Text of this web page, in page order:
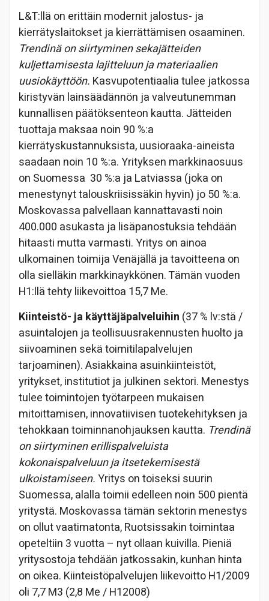
L&T:llä on erittäin modernit jalostus- ja
kierrätyslaitokset ja kierrättämisen osaaminen.
Trendinä on siirtyminen sekajätteiden
kuljettamisesta lajitteluun ja materiaalien
uusiokäyttöön. Kasvupotentiaalia tulee jatkossa
kiristyvän lainsäädännön ja valveutunemman
kunnallisen päätöksenteon kautta. Jätteiden
tuottaja maksaa noin 90 %:a
kierrätyskustannuksista, uusioraaka-aineista
saadaan noin 10 %:a. Yrityksen markkinaosuus
on Suomessa 30 %:a ja Latviassa (joka on
menestynyt talouskriisissäkin hyvin) jo 50 %:a.
Moskovassa palvellaan kannattavasti noin
400.000 asukasta ja lisäpanostuksia tehdään
hitaasti mutta varmasti. Yritys on ainoa
ulkomainen toimija Venäjällä ja tavoitteena on
olla sielläkin markkinaykkönen. Tämän vuoden
H1:llä tehty liikevoittoa 15,7 Me.
Kiinteistö- ja käyttäjäpalveluihin (37 % lv:stä /
asuintalojen ja teollisuusrakennusten huolto ja
siivoaminen sekä toimitilapalvelujen
tarjoaminen). Asiakkaina asuinkiinteistöt,
yritykset, institutiot ja julkinen sektori. Menestys
tulee toimintojen työtarpeen mukaisen
mitoittamisen, innovatiivisen tuotekehityksen ja
tehokkaan toiminnanohjauksen kautta. Trendinä
on siirtyminen erillispalveluista
kokonaispalveluun ja itsetekemisestä
ulkoistamiseen.Yritys on toiseksi suurin
Suomessa, alalla toimii edelleen noin 500 pientä
yritystä. Moskovassa tämän sektorin menestys
on ollut vaatimatonta, Ruotsissakin toimintaa
opeteltiin 3 vuotta – nyt ollaan kuivilla. Pieniä
yritysostoja tehdään jatkossakin, kunhan hinta
on oikea. Kiinteistöpalvelujen liikevoitto H1/2009
oli 7,7 M3 (2,8 Me / H12008)